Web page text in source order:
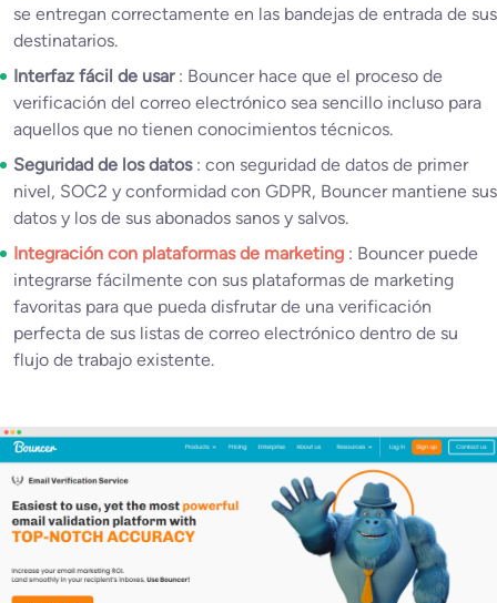
se entregan correctamente en las bandejas de entrada de sus
destinatarios.
Interfaz fácil de usar : Bouncer hace que el proceso de
verificación del correo electrónico sea sencillo incluso para
aquellos que no tienen conocimientos técnicos.
Seguridad de los datos : con seguridad de datos de primer
nivel, SOC2 y conformidad con GDPR, Bouncer mantiene sus
datos y los de sus abonados sanos y salvos.
Integración con plataformas de marketing : Bouncer puede
integrarse fácilmente con sus plataformas de marketing
favoritas para que pueda disfrutar de una verificación
perfecta de sus listas de correo electrónico dentro de su
flujo de trabajo existente.